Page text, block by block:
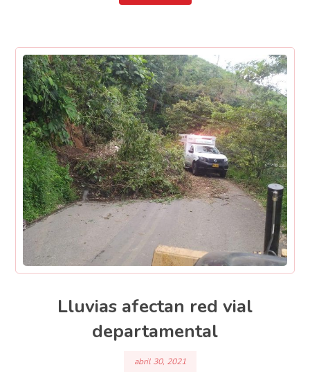
Lluvias afectan red vial
departamental
abril 30, 2021